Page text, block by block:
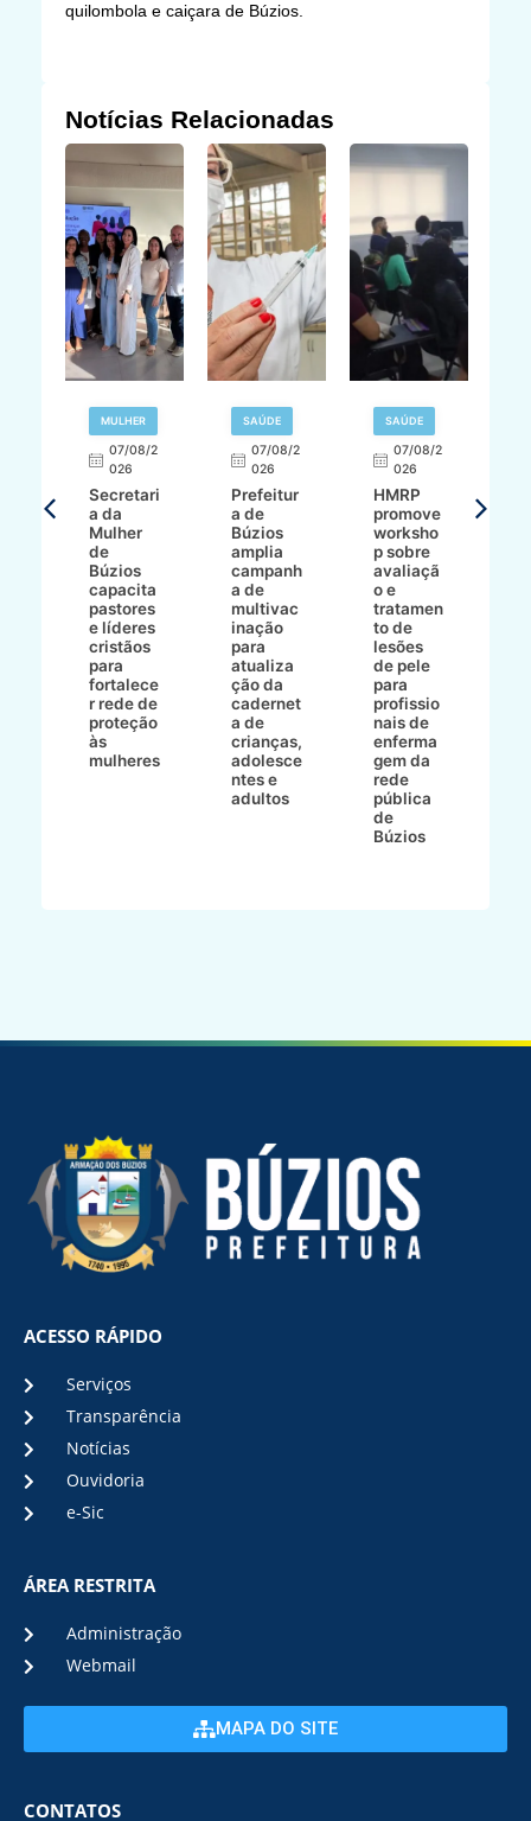
quilombola e caiçara de Búzios.
Notícias Relacionadas
MULHER
07/08/2
026
Secretari
a da
Mulher
de
Búzios
capacita
pastores
e líderes
cristãos
para
fortalece
r rede de
proteção
às
mulheres
SAÚDE
07/08/2
026
Prefeitur
a de
Búzios
amplia
campanh
a de
multivac
inação
para
atualiza
ção da
cadernet
a de
crianças,
adolesce
ntes e
adultos
SAÚDE
07/08/2
026
HMRP
promove
worksho
p sobre
avaliaçã
o e
tratamen
to de
lesões
de pele
para
profissio
nais de
enferma
gem da
rede
pública
de
Búzios
ACESSO RÁPIDO
Serviços
Transparência
Notícias
Ouvidoria
e-Sic
ÁREA RESTRITA
Administração
Webmail
MAPA DO SITE
CONTATOS